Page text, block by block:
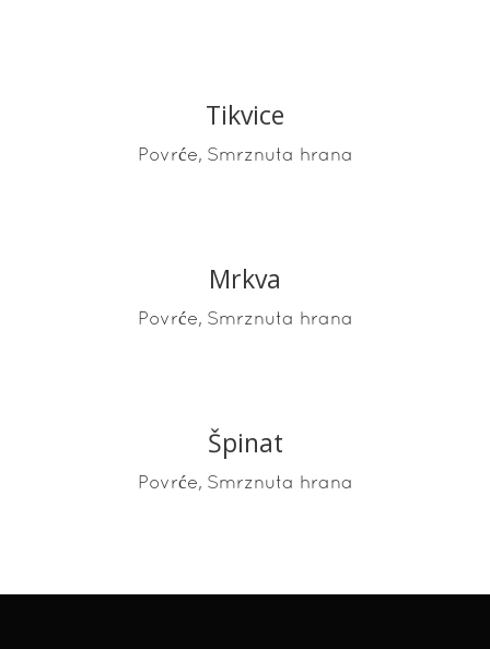
READ MORE
Tikvice
Povrće, Smrznuta hrana
READ MORE
Mrkva
Povrće, Smrznuta hrana
READ MORE
Špinat
Povrće, Smrznuta hrana